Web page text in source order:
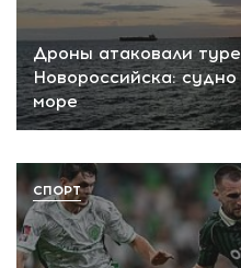
Дроны атаковали
Новороссийска:
море
СПОРТ